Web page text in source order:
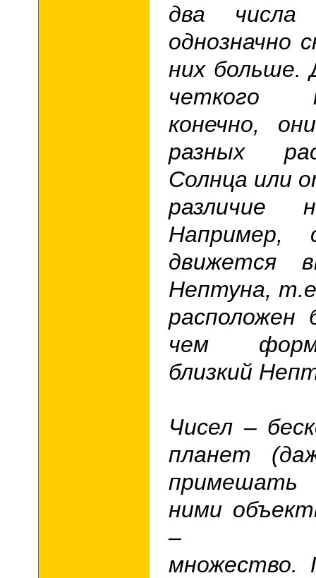
два числа
однозначно
них больше.
четкого
конечно,
разных
Солнца или
различие
Например,
движется
Нептуна,
расположен
чем
близкий
Чисел –
планет
примешать
ними
–
множество.